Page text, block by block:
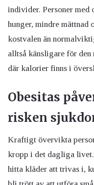
individer. Personer med
hunger, mindre mättnad
kostvalen än
alltså känsligare för
där kalorier finns i
Obesitas
risken
Kraftigt övervikta
kropp i det dagliga
hitta kläder att trivas i,